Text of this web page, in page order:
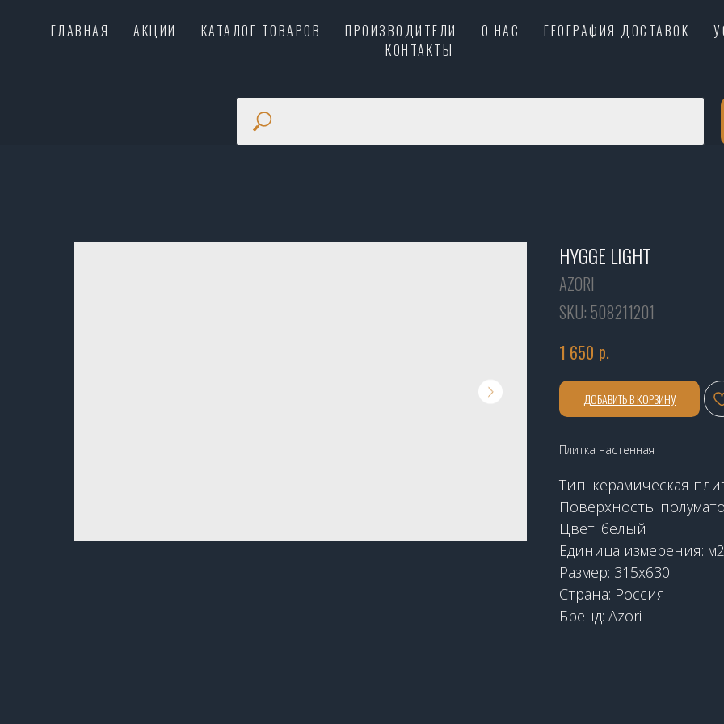
ГЛАВНАЯ АКЦИИ КАТАЛОГ ТОВАРОВ ПРОИЗВОДИТЕЛИ О НАС ГЕОГРАФИЯ ДОСТАВОК
КОНТАКТЫ
HYGGE LIGHT
AZORI
SKU: 508211201
1 650 р.
ДОБАВИТЬ В КОРЗИНУ
Плитка настенная
Тип: керамическая
Поверхность:
Цвет: белый
Единица измерения: м2
Размер: 315х630
Страна: Россия
Бренд: Azori